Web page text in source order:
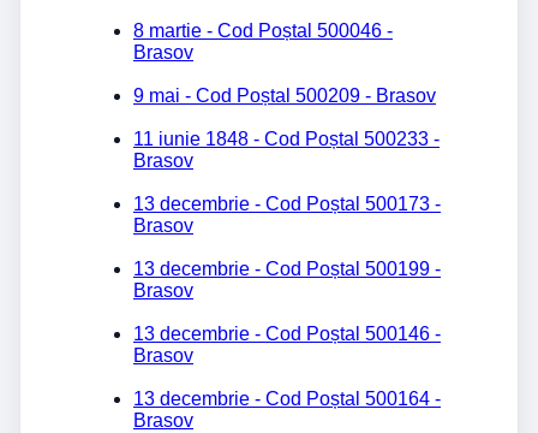
8 martie - Cod Poștal 500046 -
Brasov
9 mai - Cod Poștal 500209 - Brasov
11 iunie 1848 - Cod Poștal 500233 -
Brasov
13 decembrie - Cod Poștal 500173 -
Brasov
13 decembrie - Cod Poștal 500199 -
Brasov
13 decembrie - Cod Poștal 500146 -
Brasov
13 decembrie - Cod Poștal 500164 -
Brasov